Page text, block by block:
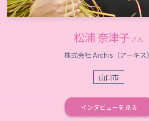
松浦 奈津子 さん
株式会社 Archis（アーキス）
山口市
インタビューを見る